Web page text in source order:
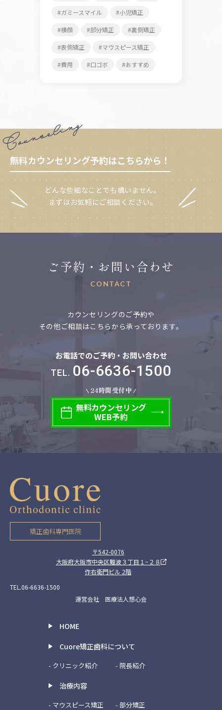
ガミースマイル 小児矯正
横顔 部分矯正 裏側矯正
表側矯正 マウスピース矯正
費用 口ゴボ おすすめ
無料カウンセリング予約はこちらから！
どんな些細なことでも構いません。
まずはお気軽にご相談ください。
ご予約・お問い合わせ
CONTACT
カウンセリングのご予約や
その他ご相談はこちらから承っております。
お電話でのご予約・お問い合わせ
TEL. 06-6636-1500
24時間受付中
無料カウンセリング
WEB予約
矯正歯科専門医院
〒542-0076
大阪府大阪市中央区難波３丁目１−２８
作右衛門ビル 2階
TEL.06-6636-1500
運営会社 医療法人想心会
HOME
治療内容
- マウスピース矯正
- 部分矯正
Cuore矯正歯科について
- クリニック紹介 - 院長紹介